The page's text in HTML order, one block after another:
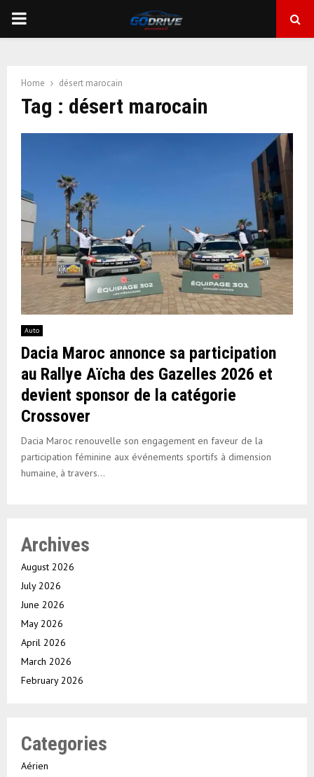
PRIMARY
Home désert marocain
Tag : désert marocain
Auto
Dacia Maroc annonce sa participation
au Rallye Aïcha des Gazelles 2026 et
devient sponsor de la catégorie
Crossover
Dacia Maroc renouvelle son engagement en faveur de la
participation féminine aux événements sportifs à dimension
humaine, à travers...
Archives
August 2026
July 2026
June 2026
May 2026
April 2026
March 2026
February 2026
Categories
Aérien